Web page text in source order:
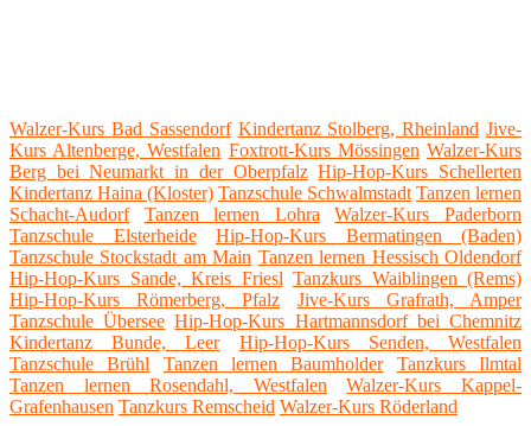
Walzer-Kurs Bad Sassendorf Kindertanz Stolberg, Rheinland Jive-
Kurs Altenberge, Westfalen Foxtrott-Kurs Mössingen Walzer-Kurs
Berg bei Neumarkt in der Oberpfalz Hip-Hop-Kurs Schellerten
Kindertanz Haina (Kloster) Tanzschule Schwalmstadt Tanzen lernen
Schacht-Audorf
Tanzen lernen Lohra
Walzer-Kurs Paderborn
Tanzschule Elsterheide
Hip-Hop-Kurs Bermatingen (Baden)
Tanzschule Stockstadt am Main Tanzen lernen Hessisch Oldendorf
Hip-Hop-Kurs Sande, Kreis Friesl Tanzkurs Waiblingen (Rems)
Hip-Hop-Kurs Römerberg, Pfalz
Jive-Kurs Grafrath, Amper
Tanzschule Übersee Hip-Hop-Kurs Hartmannsdorf bei Chemnitz
Kindertanz Bunde, Leer
Hip-Hop-Kurs Senden, Westfalen
Tanzschule Brühl
Tanzen lernen Baumholder
Tanzkurs Ilmtal
Tanzen lernen Rosendahl, Westfalen
Walzer-Kurs Kappel-
Grafenhausen Tanzkurs Remscheid Walzer-Kurs Röderland